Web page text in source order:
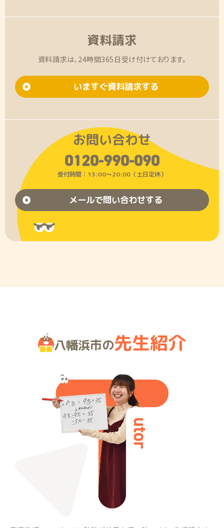
資料請求
資料請求は、24時間365日受け付けております。
いますぐ資料請求する
お問い合わせ
0120-990-090
受付時間：13:00〜20:00（土日定休）
メールで問い合わせする
八幡浜市の先生紹介